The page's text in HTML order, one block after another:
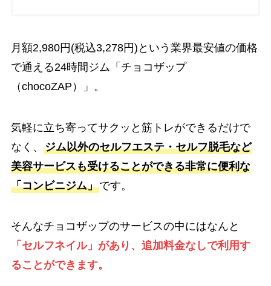
月額2,980円(税込3,278円)という業界最安値の価格
で通える24時間ジム「チョコザップ
（chocoZAP）」。
気軽に立ち寄ってサクッと筋トレができるだけで
なく、 ジム以外のセルフエステ・セルフ脱毛など
美容サービスも受けることができる非常に便利な
「コンビニジム」です。
そんなチョコザップのサービスの中にはなんと
「セルフネイル」があり、追加料金なしで利用す
ることができます。